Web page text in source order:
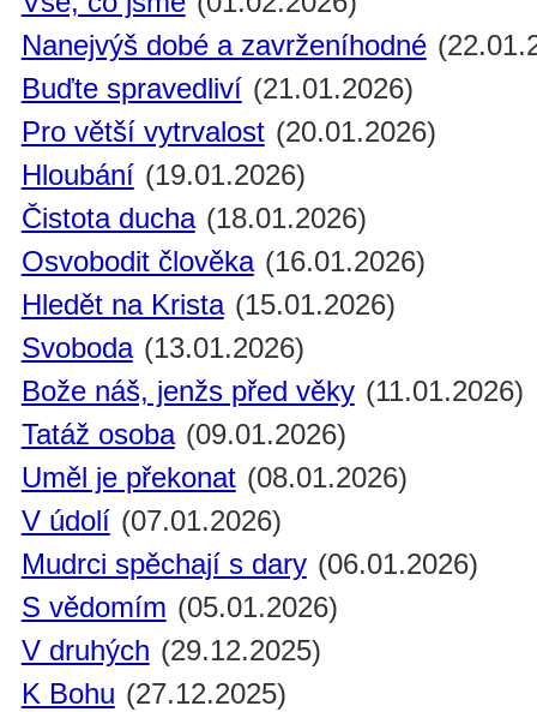
Nanejvýš dobé a zavrženíhodné
Buďte spravedliví (21.01.2026)
Pro větší vytrvalost (20.01.2026)
Hloubání (19.01.2026)
Čistota ducha (18.01.2026)
Osvobodit člověka (16.01.2026)
Hledět na Krista (15.01.2026)
Svoboda (13.01.2026)
Bože náš, jenžs před věky (11.01.2026)
Tatáž osoba (09.01.2026)
Uměl je překonat (08.01.2026)
V údolí (07.01.2026)
Mudrci spěchají s dary (06.01.2026)
S vědomím (05.01.2026)
V druhých (29.12.2025)
K Bohu (27.12.2025)